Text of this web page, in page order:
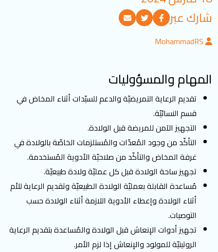
تسجيل الدخول
العربية
تابعنا
شارك عبر
MohammadRS
المهام والمسؤوليات
تقديم الرعاية التمريضيّة والدعم للسيّدات أثناء المخاض في
قسم النسائيّة.
التجهيز الآمن للمريضة قبل الولادة.
التأكّد من وجود المُعدّات والمُستلزمات الخاصّة بالولادة في
غرفة المخاض والتأكّد من صلاحيّة الأدوية المُستخدمة.
تجهيز ساحة الولادة قبل كل عمليّة ولادة طبيعيّة.
مُساعدة القابلة بعمليّة الولادة الطبيعيّة وتقديم الرعاية للأم
أثناء الولادة وإعطاء الأدوية اللازمة أثناء الولادة حسب
التوصيات.
تجهيز أدوات الإنعاش قبل الولادة والمُساعدة بتقديم الرعاية
الروتينيّة للمولود والإنعاش إذا لزم الأمر.